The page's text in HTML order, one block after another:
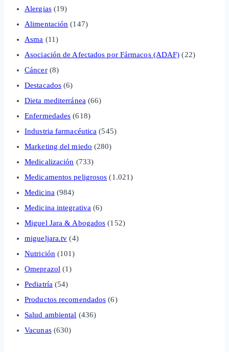
Alergias(19)
Alimentación (147)
Asma (11)
Asociación de Afectados por Fármacos (ADAF) (22)
Cáncer(8)
Destacados (6)
Dieta mediterránea(66)
Enfermedades (618)
Industria farmacéutica (545)
Marketing del miedo (280)
Medicalización (733)
Medicamentos peligrosos (1.021)
Medicina(984)
Medicina integrativa (6)
Miguel Jara & Abogados (152)
migueljara.tv (4)
Nutrición(101)
Omeprazol(1)
Pediatría(54)
Productos recomendados (6)
Salud ambiental (436)
Vacunas(630)